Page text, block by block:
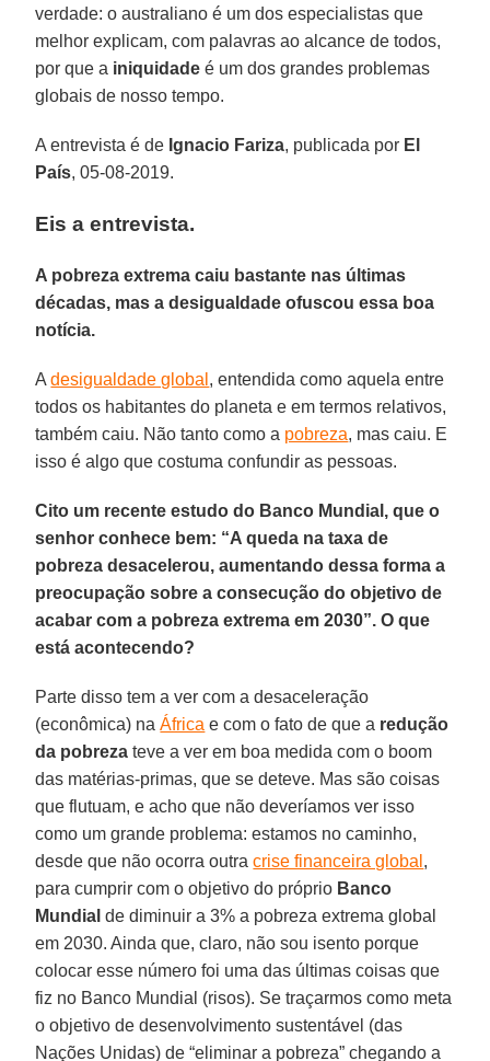
verdade: o australiano é um dos especialistas que
melhor explicam, com palavras ao alcance de todos,
por que a iniquidade é um dos grandes problemas
globais de nosso tempo.
A entrevista é de Ignacio Fariza, publicada por El
País, 05-08-2019.
Eis a entrevista.
A pobreza extrema caiu bastante nas últimas
décadas, mas a desigualdade ofuscou essa boa
notícia.
Adesigualdade global , entendida como aquela entre
todos os habitantes do planeta e em termos relativos,
também caiu. Não tanto como a pobreza, mas caiu. E
isso é algo que costuma confundir as pessoas.
Cito um recente estudo do Banco Mundial, que o
senhor conhece bem: “A queda na taxa de
pobreza desacelerou, aumentando dessa forma a
preocupação sobre a consecução do objetivo de
acabar com a pobreza extrema em 2030”. O que
está acontecendo?
Parte disso tem a ver com a desaceleração
(econômica) naÁfrica e com o fato de que a redução
da pobreza teve a ver em boa medida com o boom
das matérias-primas, que se deteve. Mas são coisas
que flutuam, e acho que não deveríamos ver isso
como um grande problema: estamos no caminho,
desde que não ocorra outracrise financeira global ,
para cumprir com o objetivo do próprio Banco
Mundial de diminuir a 3% a pobreza extrema global
em 2030. Ainda que, claro, não sou isento porque
colocar esse número foi uma das últimas coisas que
fiz no Banco Mundial (risos). Se traçarmos como meta
o objetivo de desenvolvimento sustentável (das
Nações Unidas) de “eliminar a pobreza” chegando a